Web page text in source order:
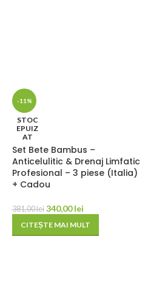
-11%
STOC
EPUIZ
AT
Set Bete Bambus –
Anticelulitic & Drenaj Limfatic
Profesional – 3 piese (Italia)
+ Cadou
381,00lei 340,00lei
CITEȘTE MAI MULT